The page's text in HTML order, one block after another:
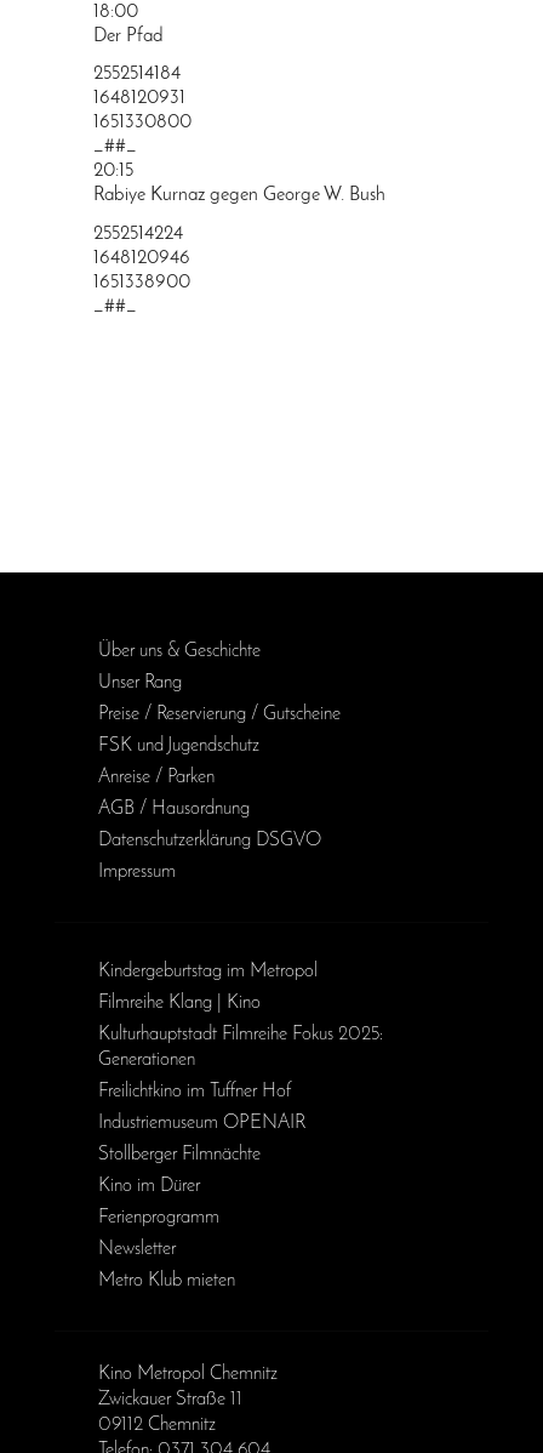
18:00
Der Pfad
2552514184
1648120931
1651330800
_##_
20:15
Rabiye Kurnaz gegen George W. Bush
2552514224
1648120946
1651338900
_##_
Über uns & Geschichte
Unser Rang
Preise / Reservierung / Gutscheine
FSK und Jugendschutz
Anreise / Parken
AGB / Haus­ordnung
Daten­schutz­erklärung DSGVO
Impressum
Kinder­geburts­tag im Metropol
Filmreihe Klang | Kino
Kulturhauptstadt Filmreihe Fokus 2025:
Generationen
Freilichtkino im Tuffner Hof
Industriemuseum OPENAIR
Stollberger Filmnächte
Kino im Dürer
Ferienprogramm
Newsletter
Metro Klub mieten
Kino Metropol Chemnitz
Zwickauer Straße 11
09112 Chemnitz